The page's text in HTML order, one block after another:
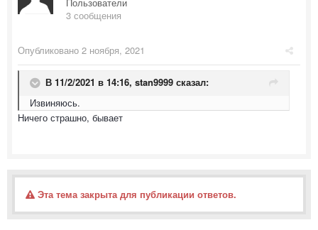
3 сообщения
Опубликовано 2 ноября, 2021
В 11/2/2021 в 14:16, stan9999 сказал:
Извиняюсь.
Ничего страшно, бывает
Эта тема закрыта для публикации ответов.